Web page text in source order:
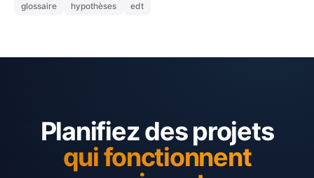
glossaire hypothèses edt
Planifiez des projets
qui fonctionnent